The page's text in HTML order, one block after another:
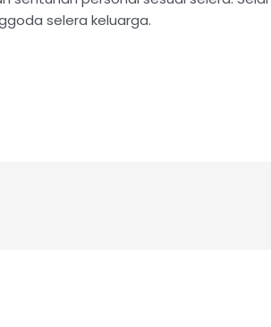
selera keluarga.